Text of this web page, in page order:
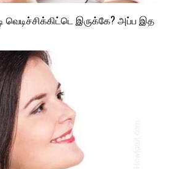
வெடிச்சிக்கிட்டெ இருக்கே? அப்ப இத